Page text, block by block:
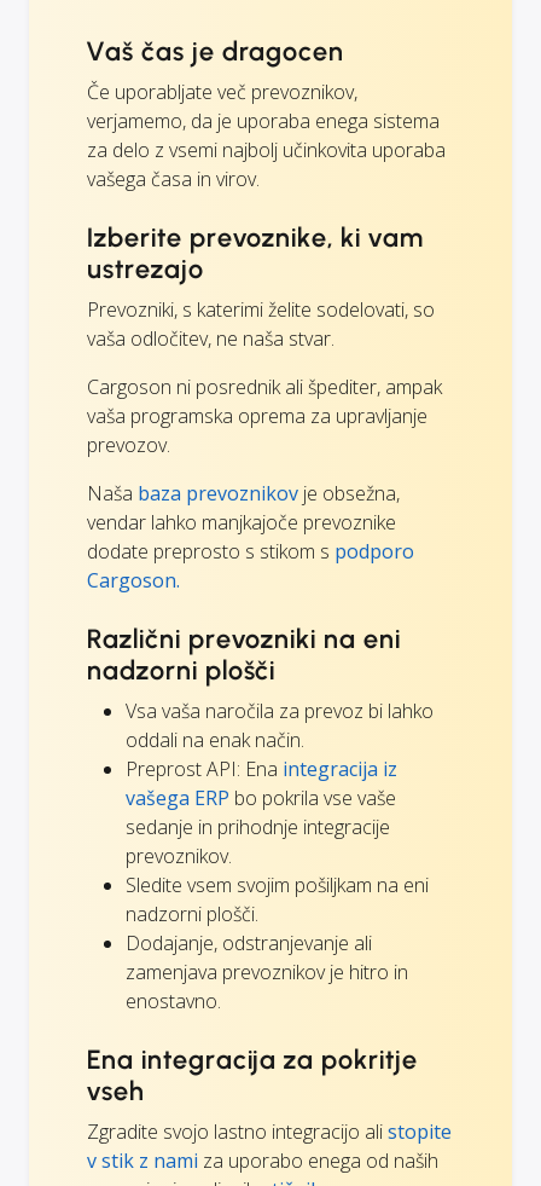
Vaš čas je dragocen
Če uporabljate več prevoznikov,
verjamemo, da je uporaba enega sistema
za delo z vsemi najbolj učinkovita uporaba
vašega časa in virov.
Izberite prevoznike, ki vam
ustrezajo
Prevozniki, s katerimi želite sodelovati, so
vaša odločitev, ne naša stvar.
Cargoson ni posrednik ali špediter, ampak
vaša programska oprema za upravljanje
prevozov.
Naša baza prevoznikov je obsežna,
vendar lahko manjkajoče prevoznike
dodate preprosto s stikom s podporo
Cargoson.
Različni prevozniki na eni
nadzorni plošči
Vsa vaša naročila za prevoz bi lahko
oddali na enak način.
Preprost API: Ena integracija iz
vašega ERP bo pokrila vse vaše
sedanje in prihodnje integracije
prevoznikov.
Sledite vsem svojim pošiljkam na eni
nadzorni plošči.
Dodajanje, odstranjevanje ali
zamenjava prevoznikov je hitro in
enostavno.
Ena integracija za pokritje
vseh
Zgradite svojo lastno integracijo alistopite
v stik z nami za uporabo enega od naših